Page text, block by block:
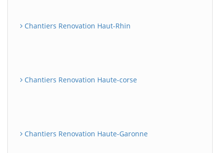
Chantiers Renovation Haut-Rhin
Chantiers Renovation Haute-corse
Chantiers Renovation Haute-Garonne